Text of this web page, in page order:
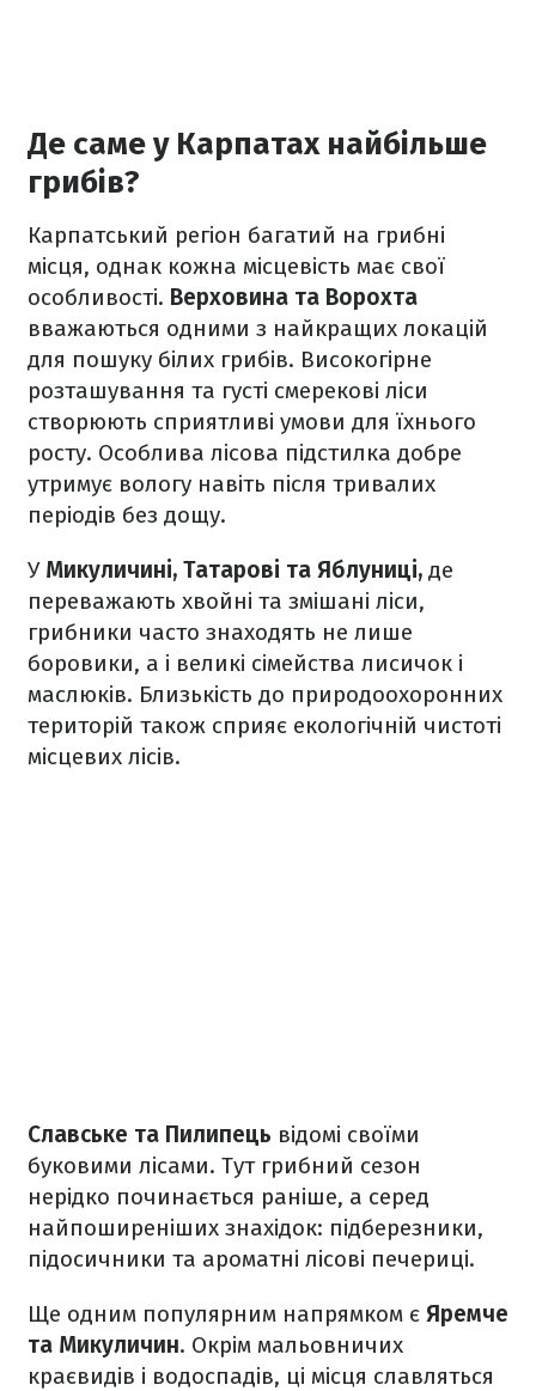
Де саме у Карпатах найбільше
грибів?
Карпатський регіон багатий на грибні
місця, однак кожна місцевість має свої
особливості. Верховина та Ворохта
вважаються одними з найкращих локацій
для пошуку білих грибів. Високогірне
розташування та густі смерекові ліси
створюють сприятливі умови для їхнього
росту. Особлива лісова підстилка добре
утримує вологу навіть після тривалих
періодів без дощу.
У Микуличині, Татарові та Яблуниці, де
переважають хвойні та змішані ліси,
грибники часто знаходять не лише
боровики, а і великі сімейства лисичок і
маслюків. Близькість до природоохоронних
територій також сприяє екологічній чистоті
місцевих лісів.
Славське та Пилипець відомі своїми
буковими лісами. Тут грибний сезон
нерідко починається раніше, а серед
найпоширеніших знахідок: підберезники,
підосичники та ароматні лісові печериці.
Ще одним популярним напрямком є Яремче
та Микуличин. Окрім мальовничих
краєвидів і водоспадів, ці місця славляться